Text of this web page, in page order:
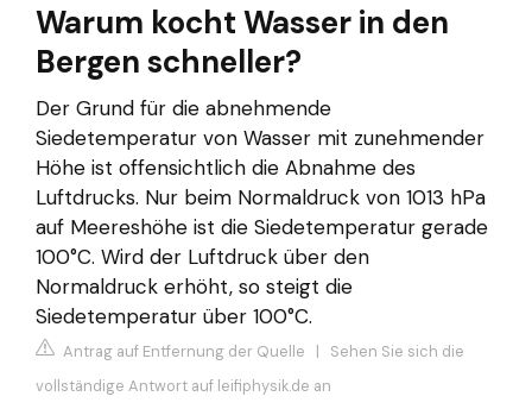
Warum kocht Wasser in den
Bergen schneller?
Der Grund für die abnehmende
Siedetemperatur von Wasser mit zunehmender
Höhe ist offensichtlich die Abnahme des
Luftdrucks. Nur beim Normaldruck von 1013 hPa
auf Meereshöhe ist die Siedetemperatur gerade
100°C. Wird der Luftdruck über den
Normaldruck erhöht, so steigt die
Siedetemperatur über 100°C.
Antrag auf Entfernung der Quelle | Sehen Sie sich die
vollständige Antwort auf leifiphysik.de an